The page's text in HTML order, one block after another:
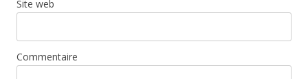
Site web
Commentaire